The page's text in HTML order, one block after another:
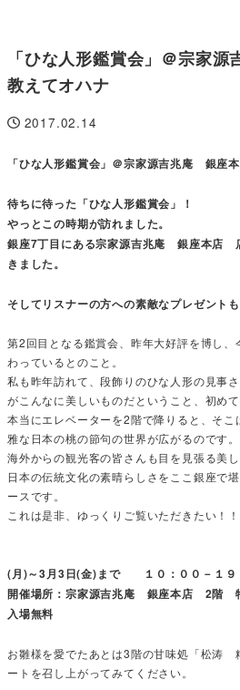
「ひな人形鑑賞会」＠宗家
教えてオハナ
投稿日
2017.02.14
「ひな人形鑑賞会」＠宗家源吉兆庵 銀座
待ちに待った「ひな人形鑑賞会」！
やっとこの時期が訪れました。
銀座7丁目にある宗家源吉兆庵 銀座本店
きました。
そしてリスナーの方への素敵なプレゼントも
第2回目となる鑑賞会、昨年大好評を博し
わっているとのこと。
私も昨年訪れて、段飾りのひな人形の見事
がこんなに美しいものだということ、初めて
本当にエレベーターを2階で降りると、そこ
雅な日本の桃の節句の世界が広がるのです。
海外からの観光客の皆さんも目を見張る美し
日本の伝統文化の素晴らしさをここ銀座で
ースです。
これは是非、ゆっくりご覧いただきたい！！
(月)～3月3日(金)まで １０：００－１９
開催場所：宗家源吉兆庵 銀座本店 2階
入場無料
お雛様を愛でたあとは3階の甘味処「松涛
ートを召し上がってみてください。